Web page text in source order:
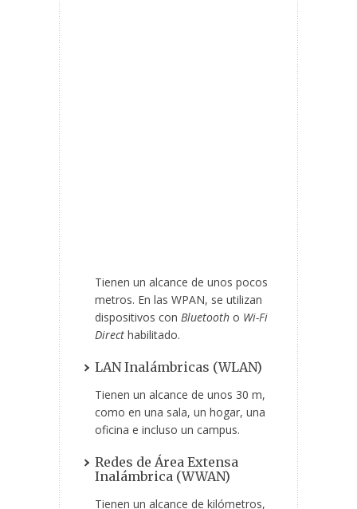
Tienen un alcance de unos pocos
metros. En las WPAN, se utilizan
dispositivos con Bluetooth o Wi-Fi
Direct habilitado.
LAN Inalámbricas (WLAN)
Tienen un alcance de unos 30 m,
como en una sala, un hogar, una
oficina e incluso un campus.
Redes de Área Extensa
Inalámbrica (WWAN)
Tienen un alcance de kilómetros,